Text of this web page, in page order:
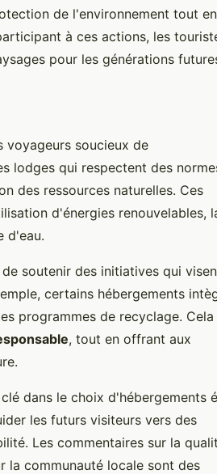
de l'environnement tout en
à ces actions, les
pour les générations
voyageurs soucieux de
lodges qui respectent des
des ressources naturelles. Ces
d'énergies renouvelables,
d'eau.
soutenir des initiatives qui
certains hébergements
programmes de recyclage. Cela
, tout en offrant aux
dans le choix d'hébergements
les futurs visiteurs vers des
Les commentaires sur la
la communauté locale sont des